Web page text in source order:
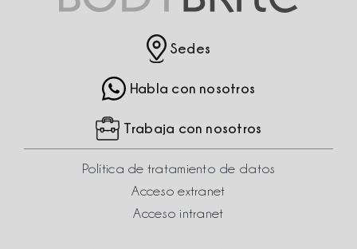
Sedes
Habla con nosotros
Trabaja con nosotros
Política de tratamiento de datos
Acceso extranet
Acceso intranet